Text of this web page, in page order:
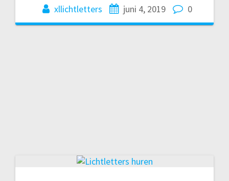
xllichtletters juni 4, 2019 0